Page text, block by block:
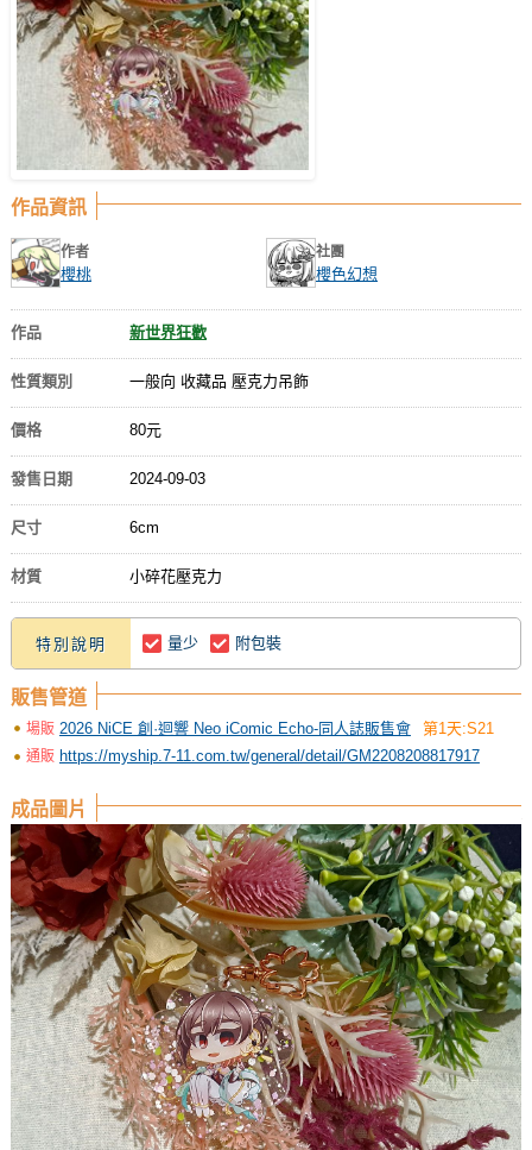
註冊會員
登入
作品資訊
作者
櫻桃
社團
櫻色幻想
作品 新世界狂歡
性質類別 一般向 收藏品 壓克力吊飾
價格 80元
發售日期 2024-09-03
尺寸 6cm
材質 小碎花壓克力
特別說明 量少 附包裝
販售管道
場販 2026 NiCE 創·迴響 Neo iComic Echo-同人誌販售會 第1天:S21
通販 https://myship.7-11.com.tw/general/detail/GM2208208817917
成品圖片